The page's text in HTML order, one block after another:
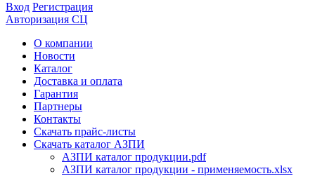
Вход Регистрация
Авторизация СЦ
О компании
Новости
Каталог
Доставка и оплата
Гарантия
Партнеры
Контакты
Скачать прайс-листы
Скачать каталог АЗПИ
АЗПИ каталог продукции.pdf
АЗПИ каталог продукции - применяемость.xlsx